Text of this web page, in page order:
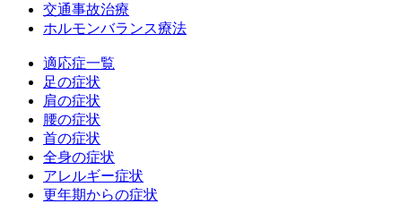
交通事故治療
ホルモンバランス療法
適応症一覧
足の症状
肩の症状
腰の症状
首の症状
全身の症状
アレルギー症状
更年期からの症状